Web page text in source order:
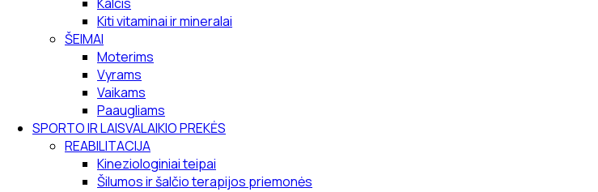
Kiti vitaminai ir mineralai
ŠEIMAI
Moterims
Vyrams
Vaikams
Paaugliams
SPORTO IR LAISVALAIKIO PREKĖS
REABILITACIJA
Kineziologiniai teipai
Šilumos ir šalčio terapijos priemonės